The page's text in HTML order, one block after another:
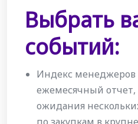
Выбрать
событий:
Индекс менеджеров
ежемесячный
ожидания
по закупкам в